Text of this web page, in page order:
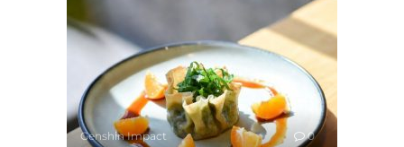
Genshin Impact 0